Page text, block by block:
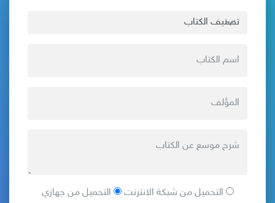
التحميل من شبكة الانترنت التحميل من جهازي